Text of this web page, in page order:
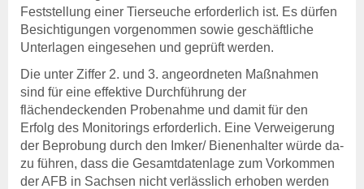
Feststellung einer Tierseuche erforderlich ist. Es dürfen
Besichtigungen vorgenommen sowie geschäftliche
Unterlagen eingesehen und geprüft werden.
Die unter Ziffer 2. und 3. angeordneten Maßnahmen
sind für eine effektive Durchführung der
flächendeckenden Probenahme und damit für den
Erfolg des Monitorings erforderlich. Eine Verweigerung
der Beprobung durch den Imker/ Bienenhalter würde da-
zu führen, dass die Gesamtdatenlage zum Vorkommen
der AFB in Sachsen nicht verlässlich erhoben werden